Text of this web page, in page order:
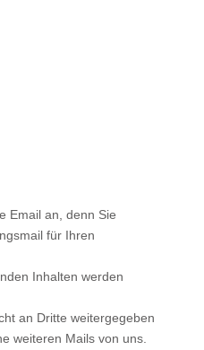
Email an, denn Sie
für Ihren
Inhalten werden
an Dritte weitergegeben
weiteren Mails von uns.